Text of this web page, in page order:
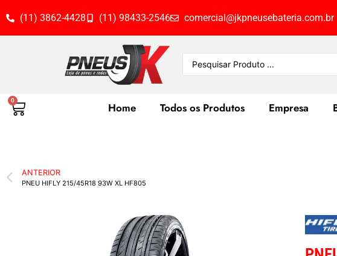
(11) 3862-4428 (11) 98433-2546 comercial@jkpneusebateria.com.br
0
Home Todos os Produtos Empresa
ANTERIOR
PNEU HIFLY 215/45R18 93W XL HF805